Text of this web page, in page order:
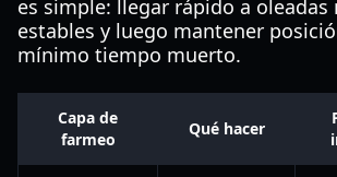
es simple: llegar rápido a oleadas
estables y luego mantener
mínimo tiempo muerto.
Capa de
farmeo
Qué hacer